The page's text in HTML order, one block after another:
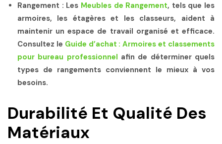
Rangement : Les Meubles de Rangement, tels que les
armoires, les étagères et les classeurs, aident à
maintenir un espace de travail organisé et efficace.
Consultez le Guide d’achat : Armoires et classements
pour bureau professionnel afin de déterminer quels
types de rangements conviennent le mieux à vos
besoins.
Durabilité Et Qualité Des
Matériaux